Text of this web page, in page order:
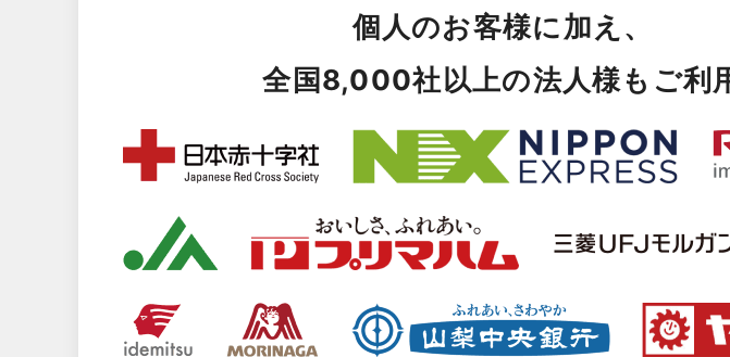
個人のお客様に加え、
全国8,000社以上の法人様もご利